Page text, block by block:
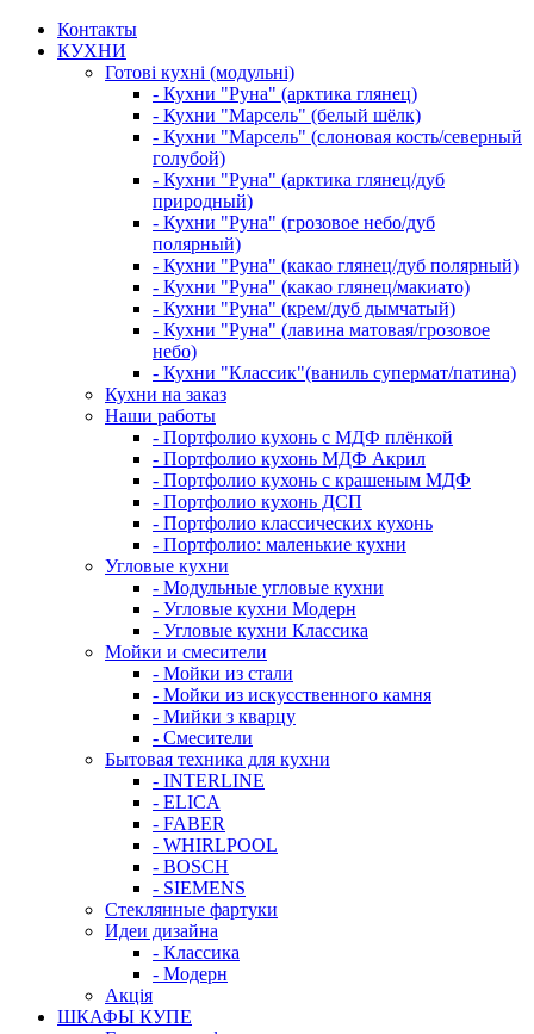
Контакты
КУХНИ
Готові кухні (модульні)
- Кухни "Руна" (арктика глянец)
- Кухни "Марсель" (белый шёлк)
- Кухни "Марсель" (слоновая кость/северный
голубой)
- Кухни "Руна" (арктика глянец/дуб
природный)
- Кухни "Руна" (грозовое небо/дуб
полярный)
- Кухни "Руна" (какао глянец/дуб полярный)
- Кухни "Руна" (какао глянец/макиато)
- Кухни "Руна" (крем/дуб дымчатый)
- Кухни "Руна" (лавина матовая/грозовое
небо)
- Кухни "Классик"(ваниль супермат/патина)
Кухни на заказ
Наши работы
- Портфолио кухонь с МДФ плёнкой
- Портфолио кухонь МДФ Акрил
- Портфолио кухонь с крашеным МДФ
- Портфолио кухонь ДСП
- Портфолио классических кухонь
- Портфолио: маленькие кухни
Угловые кухни
- Модульные угловые кухни
- Угловые кухни Модерн
- Угловые кухни Классика
Мойки и смесители
- Мойки из стали
- Мойки из искусственного камня
- Мийки з кварцу
- Смесители
Бытовая техника для кухни
- INTERLINE
- ELICA
- FABER
- WHIRLPOOL
- BOSCH
- SIEMENS
Стеклянные фартуки
Идеи дизайна
- Класcика
- Модерн
Акція
ШКАФЫ КУПЕ